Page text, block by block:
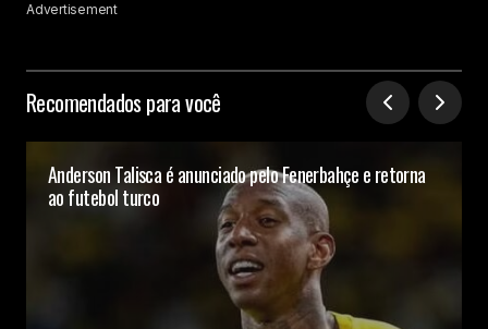
Advertisement
Recomendados para você
Anderson Talisca é anunciado pelo Fenerbahçe e retorna
ao futebol turco